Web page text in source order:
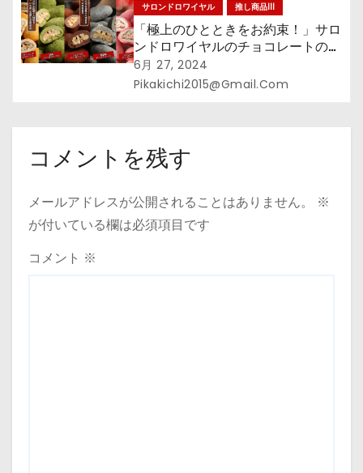
サロンドロワイヤル 推し商品III
「極上のひとときをお約束！」サロ
ンドロワイヤルのチョコレートの魅
力
6月 27, 2024
Pikakichi2015@gmail.com
コメントを残す
メールアドレスが公開されることはありません。
※
が付いている欄は必須項目です
コメント ※